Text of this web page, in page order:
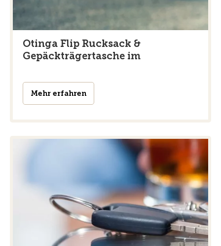
Otinga Flip Rucksack &
Gepäckträgertasche im
Mehr erfahren